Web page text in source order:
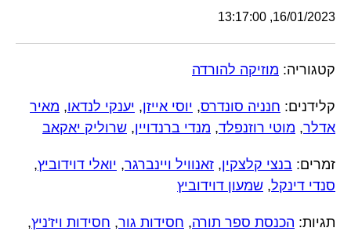
16/01/2023, 13:17:00
קטגוריה: מוזיקה להורדה
קלידנים: חנניה סונדרס, יוסי אייזן, יענקי לנדאו, מאיר
אדלר, מוטי רוזנפלד, מנדי ברנדויין, שרוליק יאקאב
זמרים: בנצי קלצקין, זאנוויל ויינברגר, יואלי דוידוביץ,
סנדי דינקל, שמעון דוידוביץ
תגיות: הכנסת ספר תורה, חסידות גור, חסידות ויז'ניץ,